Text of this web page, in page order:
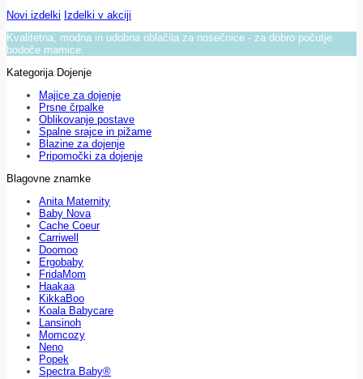
Novi izdelki Izdelki v akciji
Kvalitetna, modna in udobna oblačila za nosečnice - za dobro počutje
bodoče mamice.
Kategorija Dojenje
Majice za dojenje
Prsne črpalke
Oblikovanje postave
Spalne srajce in pižame
Blazine za dojenje
Pripomočki za dojenje
Blagovne znamke
Anita Maternity
Baby Nova
Cache Coeur
Carriwell
Doomoo
Ergobaby
FridaMom
Haakaa
KikkaBoo
Koala Babycare
Lansinoh
Momcozy
Neno
Popek
Spectra Baby®